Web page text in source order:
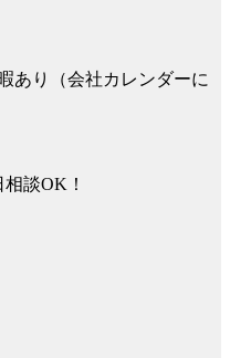
あり（会社カレンダーに
談OK！